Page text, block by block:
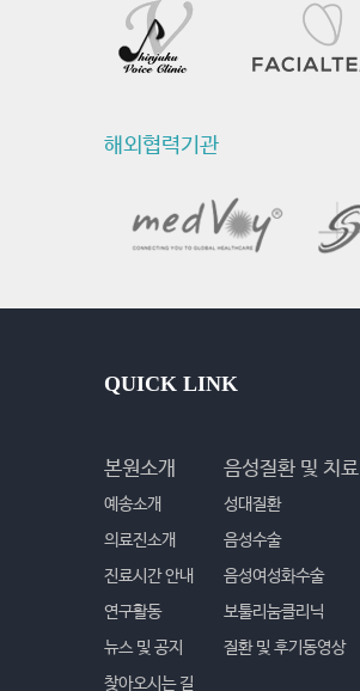
해외협력기관
QUICK LINK
본원소개
예송소개
의료진소개
진료시간 안내
연구활동
뉴스 및 공지
찾아오시는 길
음성질환 및 치료
성대질환
음성수술
음성여성화수술
보툴리눔클리닉
질환 및 후기동영상